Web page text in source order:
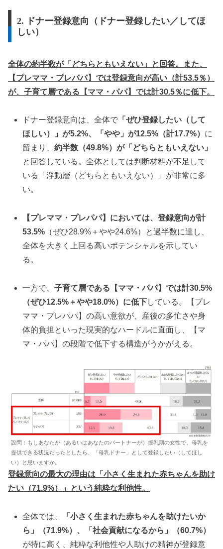
2. ドナー登録意向（ドナー登録したい／してほ
しい）
全体の約半数が「どちらともいえない」と回答。また、
【プレママ・プレパパ】では登録意向が高い（計53.5％）
が、子育て層である【ママ・パパ】では計30.5％に低下。
ドナー登録意向は、全体で 「ぜひ登録したい（して
ほしい）」が5.2%、「やや」が12.5%（計17.7%） に
留まり、約半数（49.8%）が「どちらともいえない」
と回答している。全体としては判断材料が不足して
いる「浮動層（どちらともいえない）」が非常に多
い。
【プレママ・プレパパ】においては、登録意向が計
53.5% （ぜひ28.9%＋やや24.6%）と過半数に達し、
全体を大きく上回る高いポテンシャルを示してい
る。
一方で、子育て層である【ママ・パパ】では計30.5%
（ぜひ12.5%＋やや18.0%）に低下している。【プレ
ママ・プレパパ】の高い意欲が、産後の多忙さや身
体的負担といった現実的なハードルに直面し、【マ
マ・パパ】の段階で低下する構造がうかがえる。
設問：もしあなたが（あるいはあなたのパートナーが）授乳期の女性で、母乳を
提供できる状況だったとしたら、「母乳ドナー」として登録したい（してほし
い）と思いますか。
登録意向の最大の理由は「小さく生まれた赤ちゃんを助け
たい（71.9%）」という純粋な利他性。
全体では、
「小さく生まれた赤ちゃんを助けたいか
ら」（71.9%）、「社会貢献になるから」（60.7%）
が特に高く、純粋な利他性や人助けの精神が登録意